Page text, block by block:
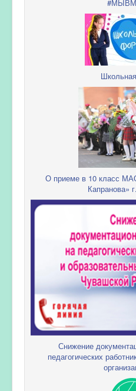
О приеме в 10 класс
Капранова»
Снижение
педагогических